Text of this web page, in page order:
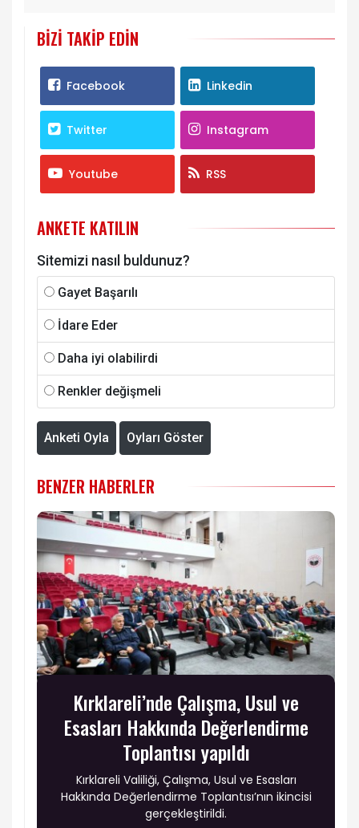
BIZI TAKIP EDIN
Facebook Linkedin
Twitter Instagram
Youtube RSS
ANKETE KATILIN
Sitemizi nasıl buldunuz?
Gayet Başarılı
İdare Eder
Daha iyi olabilirdi
Renkler değişmeli
Anketi Oyla Oyları Göster
BENZER HABERLER
Kırklareli’nde Çalışma, Usul ve
Esasları Hakkında Değerlendirme
Toplantısı yapıldı
Kırklareli Valiliği, Çalışma, Usul ve Esasları
Hakkında Değerlendirme Toplantısı’nın ikincisi
gerçekleştirildi.